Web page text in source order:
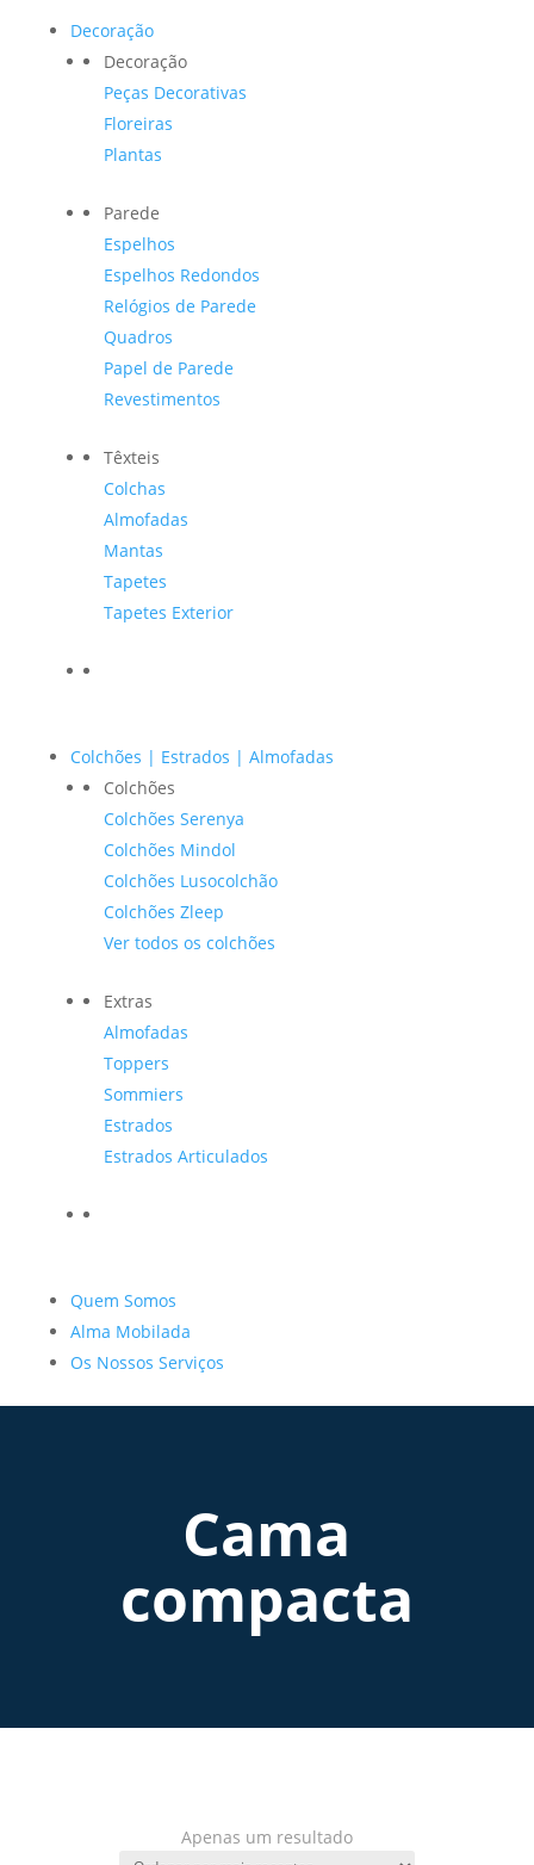
Decoração
Decoração
Peças Decorativas
Floreiras
Plantas
Parede
Espelhos
Espelhos Redondos
Relógios de Parede
Quadros
Papel de Parede
Revestimentos
Têxteis
Colchas
Almofadas
Mantas
Tapetes
Tapetes Exterior
Colchões | Estrados | Almofadas
Colchões
Colchões Serenya
Colchões Mindol
Colchões Lusocolchão
Colchões Zleep
Ver todos os colchões
Extras
Almofadas
Toppers
Sommiers
Estrados
Estrados Articulados
Quem Somos
Alma Mobilada
Os Nossos Serviços
Cama
compacta
Apenas um resultado